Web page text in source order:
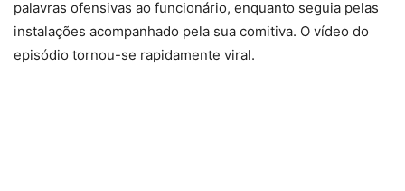
palavras ofensivas ao funcionário, enquanto seguia pelas
instalações acompanhado pela sua comitiva. O vídeo do
episódio tornou-se rapidamente viral.